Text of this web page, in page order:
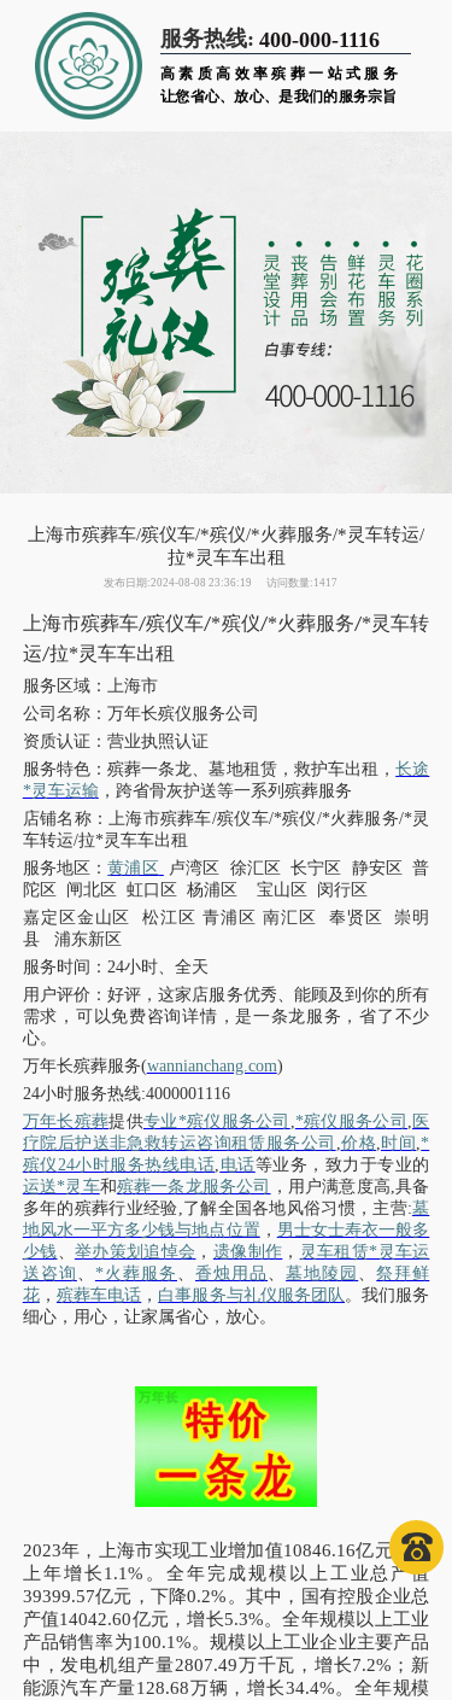
服务热线: 400-000-1116
高素质高效率殡葬一站式服务
让您省心、放心、是我们的服务宗旨
上海市殡葬车/殡仪车/*殡仪/*火葬服务/*灵车转运/
拉*灵车车出租
发布日期:2024-08-08 23:36:19 访问数量:1417
上海市殡葬车/殡仪车/*殡仪/*火葬服务/*灵车转
运/拉*灵车车出租
服务区域： 上海市
公司名称：万年长殡仪服务公司
资质认证：营业执照认证
服务特色：殡葬一条龙、墓地租赁，救护车出租，长途
*灵车运输 ，跨省骨灰护送等一系列殡葬服务
店铺名称：上海市殡葬车/殡仪车/*殡仪/*火葬服务/*灵
车转运/拉*灵车车出租
服务地区：黄浦区 卢湾区 徐汇区 长宁区 静安区
普
陀区
闸北区 虹口区 杨浦区 宝山区
闵行区
嘉定区金山区
松江区 青浦区 南汇区 奉贤区
崇明
县
浦东新区
服务时间： 24小时、全天
用户评价：好评，这家店服务优秀、能顾及到你的所有
需求，可以免费咨询详情，是一条龙服务，省了不少
心。
万年长殡葬服务(wannianchang.com)
24小时服务热线:4000001116
万年长殡葬提供专业*殡仪服务公司 ,*殡仪服务公司 , 医
疗院后护送非急救转运咨询租赁服务公司 ,价格,时间 ,*
殡仪24小时服务热线电话, 电话等业务，致力于专业的
运送*灵车和殡葬一条龙服务公司 ，用户满意度高,具备
多年的殡葬行业经验,了解全国各地风俗习惯，主营:墓
地风水一平方多少钱与地点位置， 男士女士寿衣一般多
少钱、 举办策划追悼会 ， 遗像制作 ， 灵车租赁*灵车运
送咨询 、 *火葬服务 、香烛用品 、墓地陵园 、祭拜鲜
花， 殡葬车电话 ， 白事服务与礼仪服务团队。我们服务
细心，用心，让家属省心，放心。
2023年，上海市实现工业增加值10846.16亿元，比
上年增长1.1%。全年完成规模以上工业总产值
39399.57亿元，下降0.2%。其中，国有控股企业总
产值14042.60亿元，增长5.3%。全年规模以上工业
产品销售率为100.1%。规模以上工业企业主要产品
中，发电机组产量2807.49万千瓦，增长7.2%；新
能源汽车产量128.68万辆，增长34.4%。全年规模